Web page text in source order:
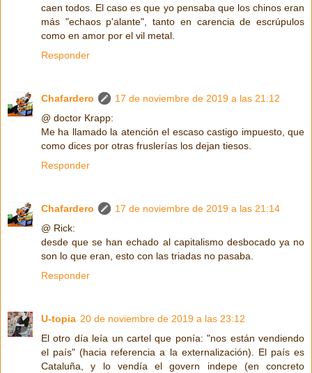
caen todos. El caso es que yo pensaba que los chinos eran
más "echaos p'alante", tanto en carencia de escrúpulos
como en amor por el vil metal.
Responder
Chafardero
17 de noviembre de 2019 a las 21:12
@ doctor Krapp:
Me ha llamado la atención el escaso castigo impuesto, que
como dices por otras fruslerías los dejan tiesos.
Responder
Chafardero
17 de noviembre de 2019 a las 21:14
@ Rick:
desde que se han echado al capitalismo desbocado ya no
son lo que eran, esto con las triadas no pasaba.
Responder
U-topia 20 de noviembre de 2019 a las 23:12
El otro día leía un cartel que ponía: "nos están vendiendo
el país" (hacia referencia a la externalización). El país es
Cataluña, y lo vendía el govern indepe (en concreto